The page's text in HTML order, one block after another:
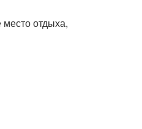
место отдыха,